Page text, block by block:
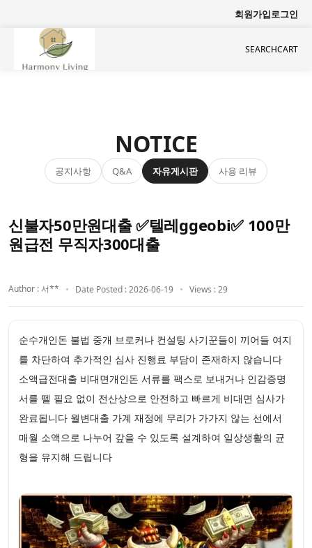
회원가입로그인
SEARCHCART
NOTICE
공지사항 Q&A 자유게시판 사용 리뷰
신불자50만원대출 ✅텔레ggeobi✅ 100만
원급전 무직자300대출
Author : 서** Date Posted : 2026-06-19 Views : 29
순수개인돈 불법 중개 브로커나 컨설팅 사기꾼들이 끼어들 여지
를 차단하여 추가적인 심사 진행료 부담이 존재하지 않습니다
소액급전대출 비대면개인돈 서류를 팩스로 보내거나 인감증명
서를 뗄 필요 없이 전산상으로 안전하고 빠르게 비대면 심사가
완료됩니다 월변대출 가계 재정에 무리가 가가지 않는 선에서
매월 소액으로 나누어 갚을 수 있도록 설계하여 일상생활의 균
형을 유지해 드립니다